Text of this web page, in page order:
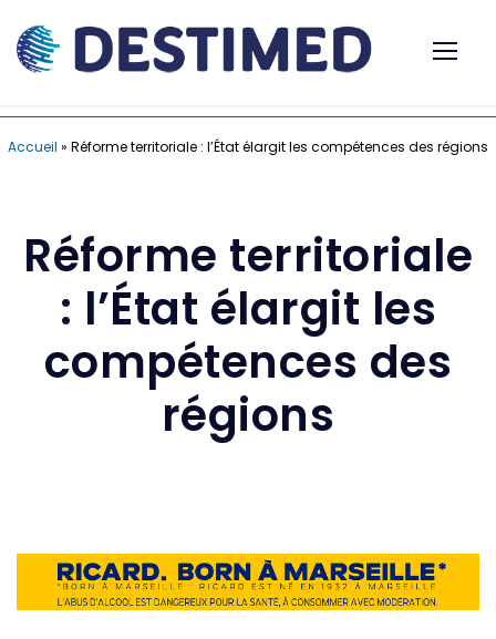
Accueil » Réforme territoriale : l’État élargit les compétences des régions
Réforme territoriale
: l’État élargit les
compétences des
régions